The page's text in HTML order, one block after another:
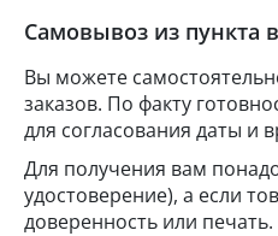
Самовывоз из пункта
Вы можете
заказов. По факту
для согласования даты и
Для получения вам
удостоверение), а если
доверенность или печать.